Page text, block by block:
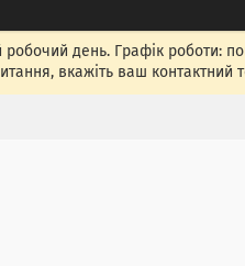
день. Графік роботи:
вкажіть ваш